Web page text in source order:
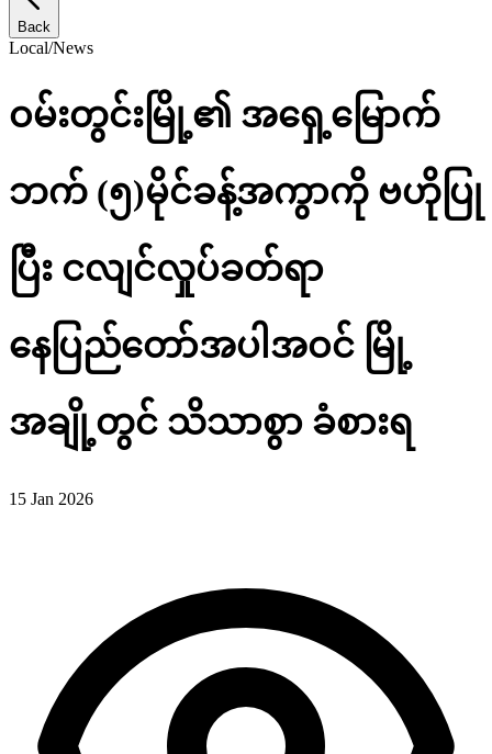
Back
Local/News
ဝမ်းတွင်းမြို့၏ အရှေ့မြောက်
ဘက် (၅)မိုင်ခန့်အကွာကို ဗဟိုပြု
ပြီး ငလျင်လှုပ်ခတ်ရာ
နေပြည်တော်အပါအဝင် မြို့
အချို့တွင် သိသာစွာ ခံစားရ
15 Jan 2026